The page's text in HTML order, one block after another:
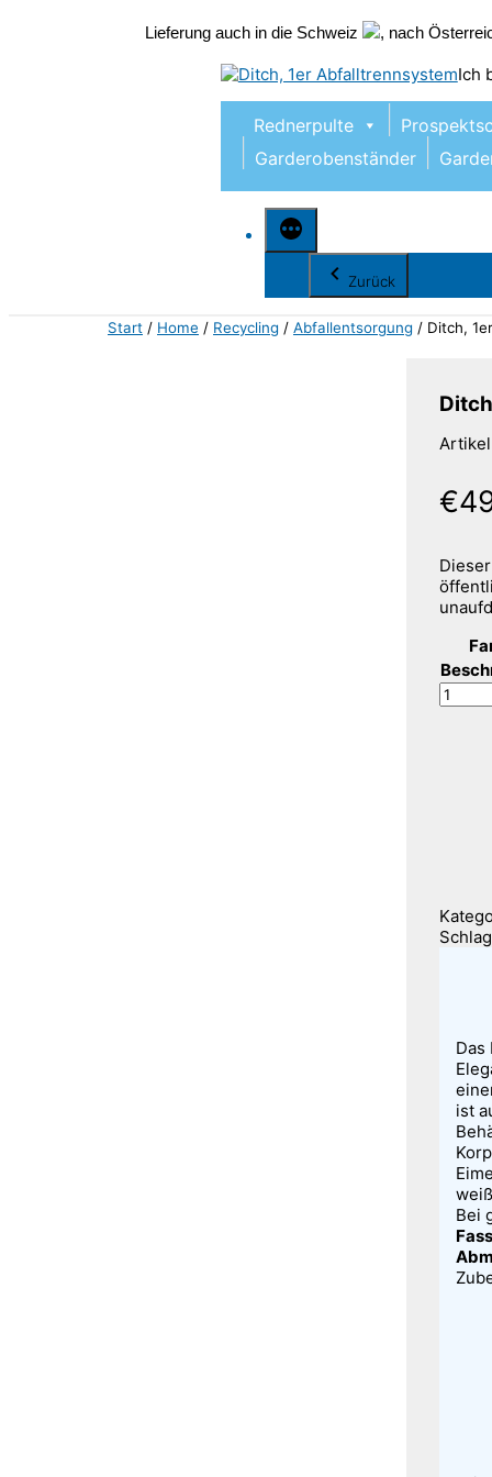
Lieferung auch in die Schweiz , nach
Ich
Rednerpulte
Garderobenständer
Zurück
Start / Home / Recycling / Abfallentsorgung / Ditch,
€
Ditch,
1er
ist
Bei